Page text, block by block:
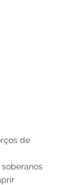
de